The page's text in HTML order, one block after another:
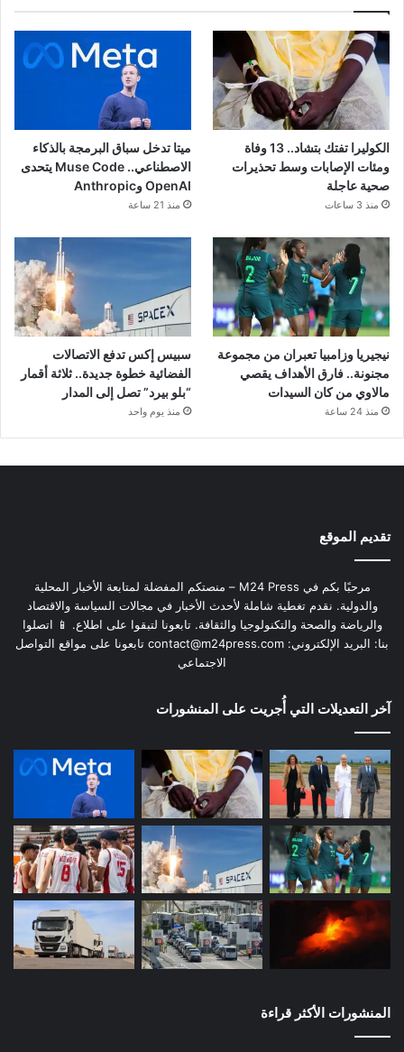
الكوليرا تفتك بتشاد.. 13 وفاة
ومئات الإصابات وسط تحذيرات
صحية عاجلة
منذ 3 ساعات
ميتا تدخل سباق البرمجة بالذكاء
الاصطناعي.. Muse Code يتحدى
OpenAI وAnthropic
منذ 21 ساعة
نيجيريا وزامبيا تعبران من مجموعة
مجنونة.. فارق الأهداف يقصي
مالاوي من كان السيدات
منذ 24 ساعة
سبيس إكس تدفع الاتصالات
الفضائية خطوة جديدة.. ثلاثة أقمار
“بلو بيرد” تصل إلى المدار
منذ يوم واحد
تقديم الموقع
مرحبًا بكم في M24 Press – منصتكم المفضلة لمتابعة الأخبار المحلية
والدولية. نقدم تغطية شاملة لأحدث الأخبار في مجالات السياسة والاقتصاد
والرياضة والصحة والتكنولوجيا والثقافة. تابعونا لتبقوا على اطلاع. 📱 اتصلوا
بنا: البريد الإلكتروني: contact@m24press.com تابعونا على مواقع التواصل
الاجتماعي
آخر التعديلات التي أُجريت على المنشورات
المنشورات الأكثر قراءة